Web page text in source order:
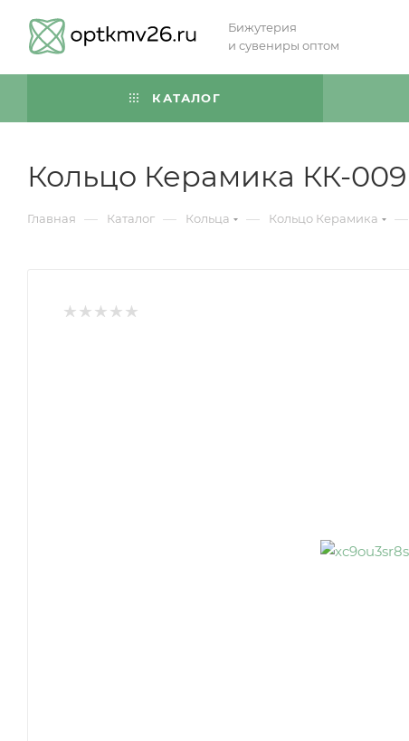
Бижутерия
и сувениры оптом
КАТАЛОГ
Кольцо Керамика КК-009
Главная — Каталог — Кольца — Кольцо Керамика —